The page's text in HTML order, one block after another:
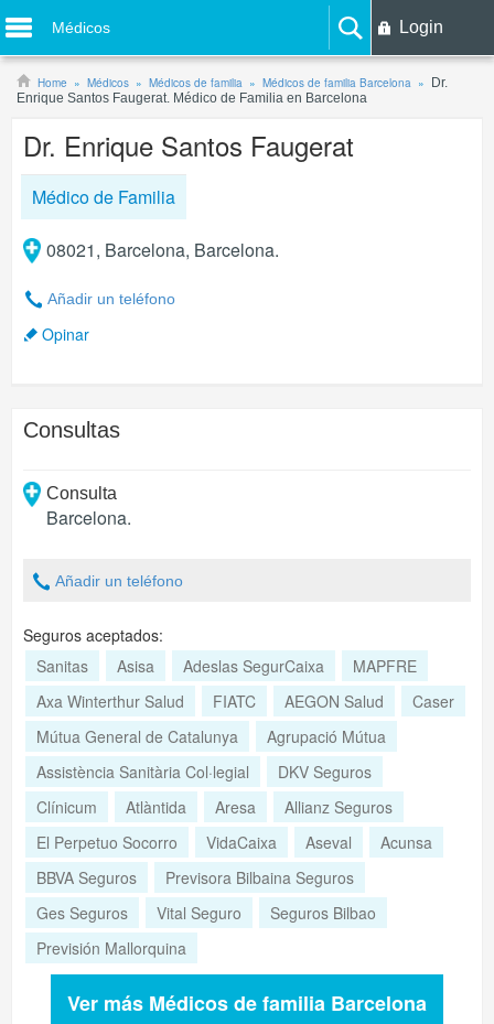
Médicos Login
Home Médicos Médicos de familia Médicos de familia Barcelona
Dr.
Enrique Santos Faugerat. Médico de Familia en Barcelona
Dr. Enrique Santos Faugerat
Médico de Familia
08021, Barcelona, Barcelona.
Añadir un teléfono
Opinar
Consultas
Consulta
Barcelona.
Añadir un teléfono
Seguros aceptados:
Sanitas
Asisa Adeslas SegurCaixa
MAPFRE
Axa Winterthur Salud
FIATC AEGON Salud
Caser
Mútua General de Catalunya
Agrupació Mútua
Assistència Sanitària Col·legial
DKV Seguros
Clínicum
Atlàntida Aresa
Allianz Seguros
El Perpetuo Socorro
VidaCaixa Aseval
Acunsa
BBVA Seguros
Previsora Bilbaina Seguros
Ges Seguros
Vital Seguro
Seguros Bilbao
Previsión Mallorquina
Ver más Médicos de familia Barcelona